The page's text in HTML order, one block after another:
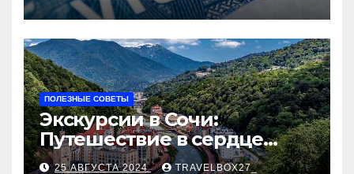
ПОЛЕЗНЫЕ СОВЕТЫ
Экскурсии в Сочи:
Путешествие в сердце
Черноморского курорта
25 АВГУСТА 2024 TRAVELBOX27_